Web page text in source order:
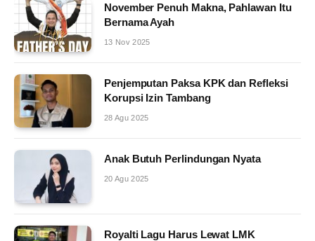
November Penuh Makna, Pahlawan Itu
Bernama Ayah
13 Nov 2025
Penjemputan Paksa KPK dan Refleksi
Korupsi Izin Tambang
28 Agu 2025
Anak Butuh Perlindungan Nyata
20 Agu 2025
Royalti Lagu Harus Lewat LMK